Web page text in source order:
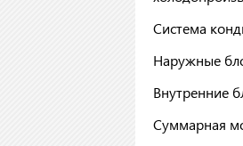
Система
Наружные
Внутренние
Суммарная